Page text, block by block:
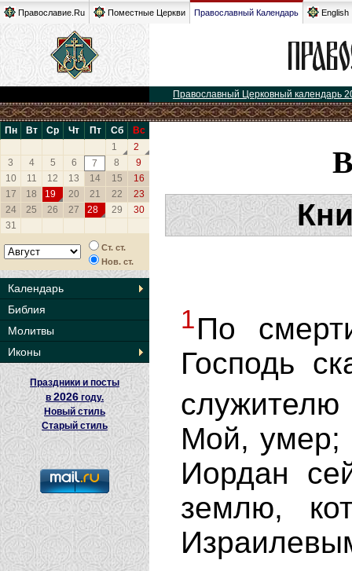
Православие.Ru Поместные Церкви Православный Календарь English
Православный Церковный календарь
Пн Вт Ср Чт Пт Сб
Вс
1
2
3
4 5 6 7 8
9
10
11 12 13 14 15
16
17
18 19 20 21 22
23
24
25 26 27 28 29
30
31
Ст. ст.
Нов. ст.
Календарь
Библия
Молитвы
Иконы
Праздники и посты
в2026 году.
Новый стиль
Старый стиль
1По
Господь
Мой, умер;
Иордан
землю,